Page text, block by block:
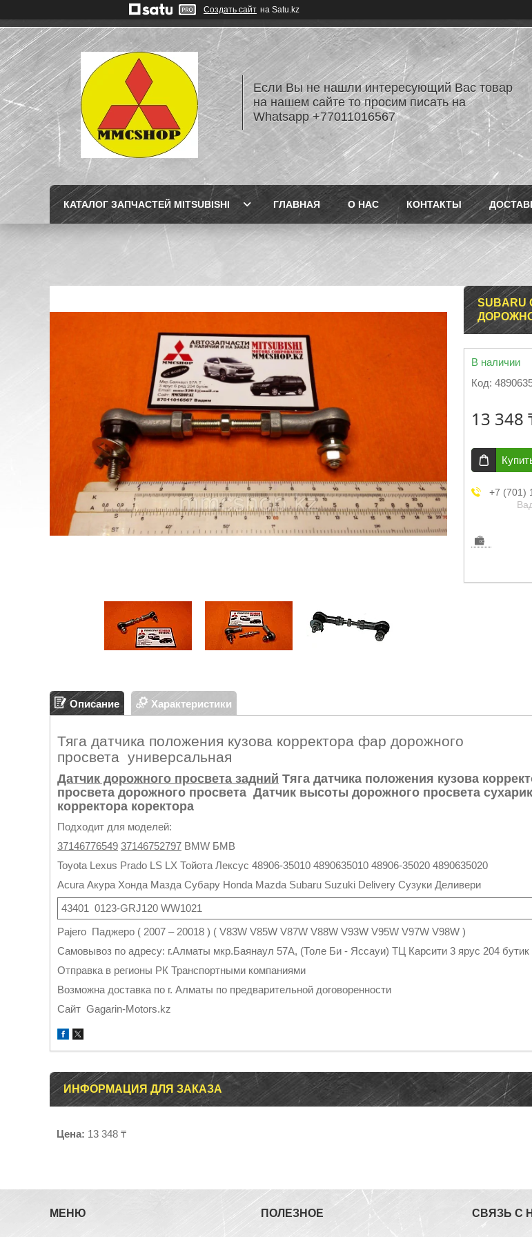
Создать сайт на Satu.kz
Если Вы не нашли интересующий Вас товар
на нашем сайте то просим писать на
Whatsapp +77011016567
КАТАЛОГ ЗАПЧАСТЕЙ MITSUBISHI ГЛАВНАЯ О НАС КОНТАКТЫ
В наличии
Код:
13 348
+7 (701)
Описание Характеристики
Тяга датчика положения кузова корректора фар дорожного
просвета универсальная
Датчик дорожного просвета задний Тяга датчика положения кузова
просвета дорожного просвета Датчик высоты дорожного просвета сухарик
корректора коректора
Подходит для моделей:
37146776549 37146752797 BMW БМВ
Toyota Lexus Prado LS LX Тойота Лексус 48906-35010 4890635010 48906-35020 4890635020
Acura Акура Хонда Мазда Субару Honda Mazda Subaru Suzuki Delivery Сузуки Деливери
43401 0123-GRJ120 WW1021
Pajero Паджеро ( 2007 – 20018 ) ( V83W V85W V87W V88W V93W V95W V97W V98W )
Самовывоз по адресу: г.Алматы мкр.Баянаул 57А, (Толе Би - Яссауи) ТЦ Карсити 3 ярус 204 бутик
Отправка в регионы РК Транспортными компаниями
Возможна доставка по г. Алматы по предварительной договоренности
Cайт Gagarin-Motors.kz
ИНФОРМАЦИЯ ДЛЯ ЗАКАЗА
Цена: 13 348 ₸
МЕНЮ ПОЛЕЗНОЕ СВЯЗЬ С